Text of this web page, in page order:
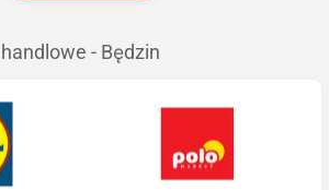
- Będzin